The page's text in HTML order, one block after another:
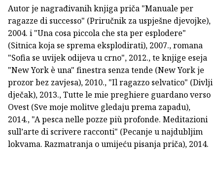
Autor je nagrađivanih knjiga priča "Manuale per
ragazze di successo" (Priručnik za uspješne djevojke),
2004. i "Una cosa piccola che sta per esplodere"
(Sitnica koja se sprema eksplodirati), 2007., romana
"Sofia se uvijek odijeva u crno", 2012., te knjige eseja
"New York è una" finestra senza tende (New York je
prozor bez zavjesa), 2010., "Il ragazzo selvatico" (Divlji
dječak), 2013., Tutte le mie preghiere guardano verso
Ovest (Sve moje molitve gledaju prema zapadu),
2014., "A pesca nelle pozze più profonde. Meditazioni
sull’arte di scrivere racconti" (Pecanje u najdubljim
lokvama. Razmatranja o umijeću pisanja priča), 2014.